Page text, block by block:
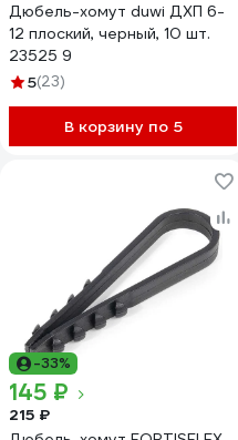
Дюбель-хомут duwi ДХП 6-
12 плоский, черный, 10 шт.
23525 9
5(23)
В корзину по 5
-33%
145 ₽
215 ₽